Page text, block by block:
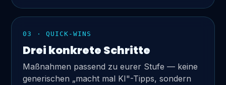
03 · QUICK-WINS
Drei konkrete Schritte
Maßnahmen passend zu eurer Stufe — keine
generischen „macht mal KI"-Tipps, sondern